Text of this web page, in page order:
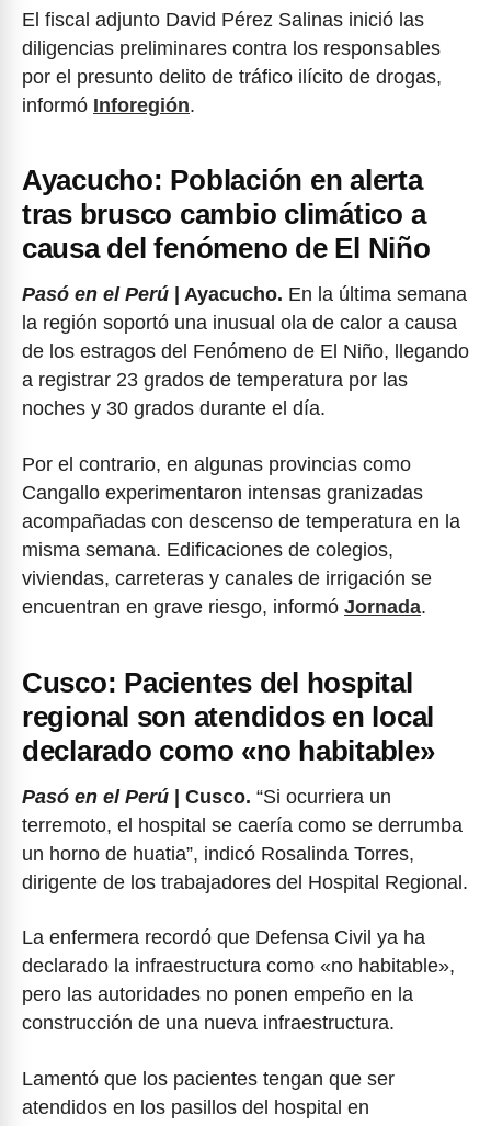
El fiscal adjunto David Pérez Salinas inició las
diligencias preliminares contra los responsables
por el presunto delito de tráfico ilícito de drogas,
informó Inforegión.
Ayacucho: Población en alerta
tras brusco cambio climático a
causa del fenómeno de El Niño
Pasó en el Perú | Ayacucho. En la última semana
la región soportó una inusual ola de calor a causa
de los estragos del Fenómeno de El Niño, llegando
a registrar 23 grados de temperatura por las
noches y 30 grados durante el día.
Por el contrario, en algunas provincias como
Cangallo experimentaron intensas granizadas
acompañadas con descenso de temperatura en la
misma semana. Edificaciones de colegios,
viviendas, carreteras y canales de irrigación se
encuentran en grave riesgo, informó Jornada.
Cusco: Pacientes del hospital
regional son atendidos en local
declarado como «no habitable»
Pasó en el Perú | Cusco. “Si ocurriera un
terremoto, el hospital se caería como se derrumba
un horno de huatia”, indicó Rosalinda Torres,
dirigente de los trabajadores del Hospital Regional.
La enfermera recordó que Defensa Civil ya ha
declarado la infraestructura como «no habitable»,
pero las autoridades no ponen empeño en la
construcción de una nueva infraestructura.
Lamentó que los pacientes tengan que ser
atendidos en los pasillos del hospital en